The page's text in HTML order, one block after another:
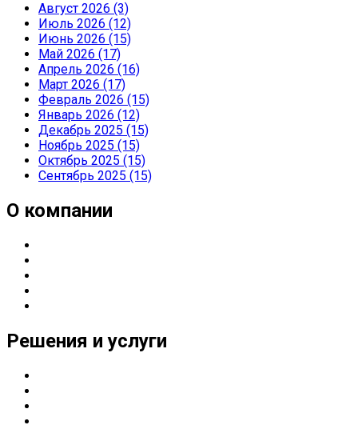
Август 2026 (3)
Июль 2026 (12)
Июнь 2026 (15)
Май 2026 (17)
Апрель 2026 (16)
Март 2026 (17)
Февраль 2026 (15)
Январь 2026 (12)
Декабрь 2025 (15)
Ноябрь 2025 (15)
Октябрь 2025 (15)
Сентябрь 2025 (15)
О компании
Решения и услуги